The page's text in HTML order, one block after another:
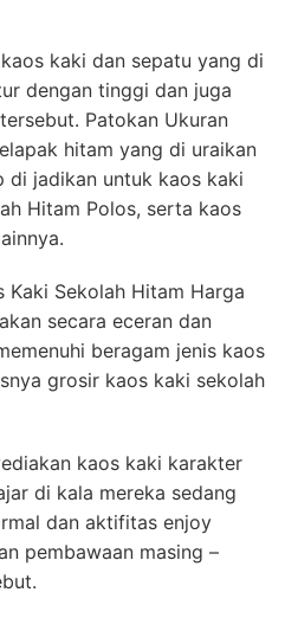
kaki dan sepatu yang di
dengan tinggi dan juga
Patokan Ukuran
hitam yang di uraikan
di jadikan untuk kaos kaki
Hitam Polos, serta kaos
Kaki Sekolah Hitam Harga
secara eceran dan
beragam jenis kaos
grosir kaos kaki sekolah
kaos kaki karakter
di kala mereka sedang
dan aktifitas enjoy
pembawaan masing –